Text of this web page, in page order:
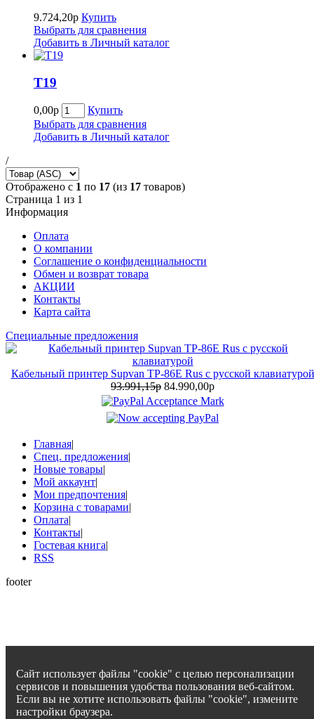
9.724,20р Купить
Выбрать для сравнения
Добавить в Личный каталог
Т19
0,00р
Купить
Выбрать для сравнения
Добавить в Личный каталог
/
Отображено с 1 по 17 (из 17 товаров)
Страница 1 из 1
Информация
Оплата
О компании
Соглашение о конфиденциальности
Обмен и возврат товара
АКЦИИ
Контакты
Карта сайта
Специальные предложения
Кабельный принтер Supvan TP-86E Rus с русской клавиатурой
93.991,15р 84.990,00р
Главная|
Спец. предложения|
Новые товары|
Мой аккаунт|
Мои предпочтения|
Корзина с товарами|
Оплата|
Контакты|
Гостевая книга|
RSS
footer
Сайт использует файлы "cookie" с целью персонализации
сервисов и повышения удобства пользования веб-сайтом.
Если вы не хотите использовать файлы "cookie", измените
настройки браузера.